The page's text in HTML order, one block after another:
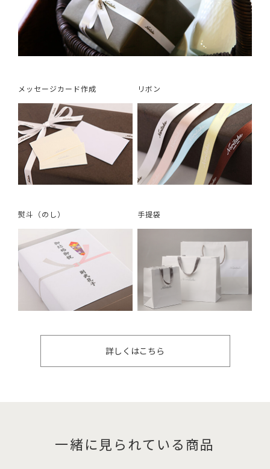
メッセージカード作成 リボン
熨斗（のし） 手提袋
詳しくはこちら
一緒に見られている商品